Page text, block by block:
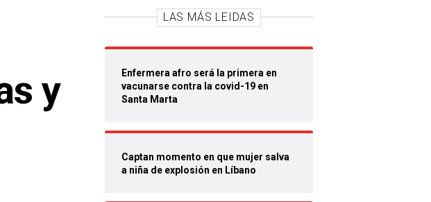
y
LAS MÁS LEIDAS
Enfermera afro será la primera en
vacunarse contra la covid-19 en
Santa Marta
Captan momento en que mujer salva
a niña de explosión en Líbano